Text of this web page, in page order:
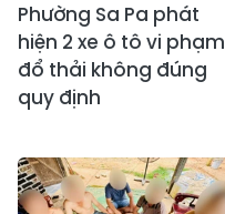
Phường Sa Pa phát
hiện 2 xe ô tô vi phạm
đổ thải không đúng
quy định